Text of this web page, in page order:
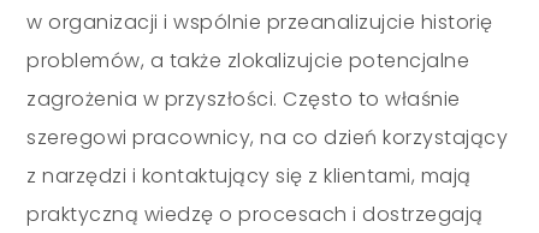
w organizacji i wspólnie przeanalizujcie historię
problemów, a także zlokalizujcie potencjalne
zagrożenia w przyszłości. Często to właśnie
szeregowi pracownicy, na co dzień korzystający
z narzędzi i kontaktujący się z klientami, mają
praktyczną wiedzę o procesach i dostrzegają